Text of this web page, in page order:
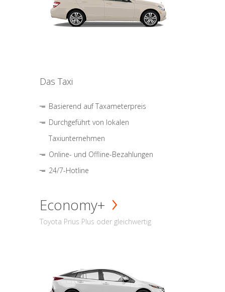
Das Taxi
Basierend auf Taxameterpreis
Durchgeführt von lokalen
Taxiunternehmen
Online- und Offline-Bezahlungen
24/7-Hotline
Economy+
Toyota Prius Plus oder gleichwertig